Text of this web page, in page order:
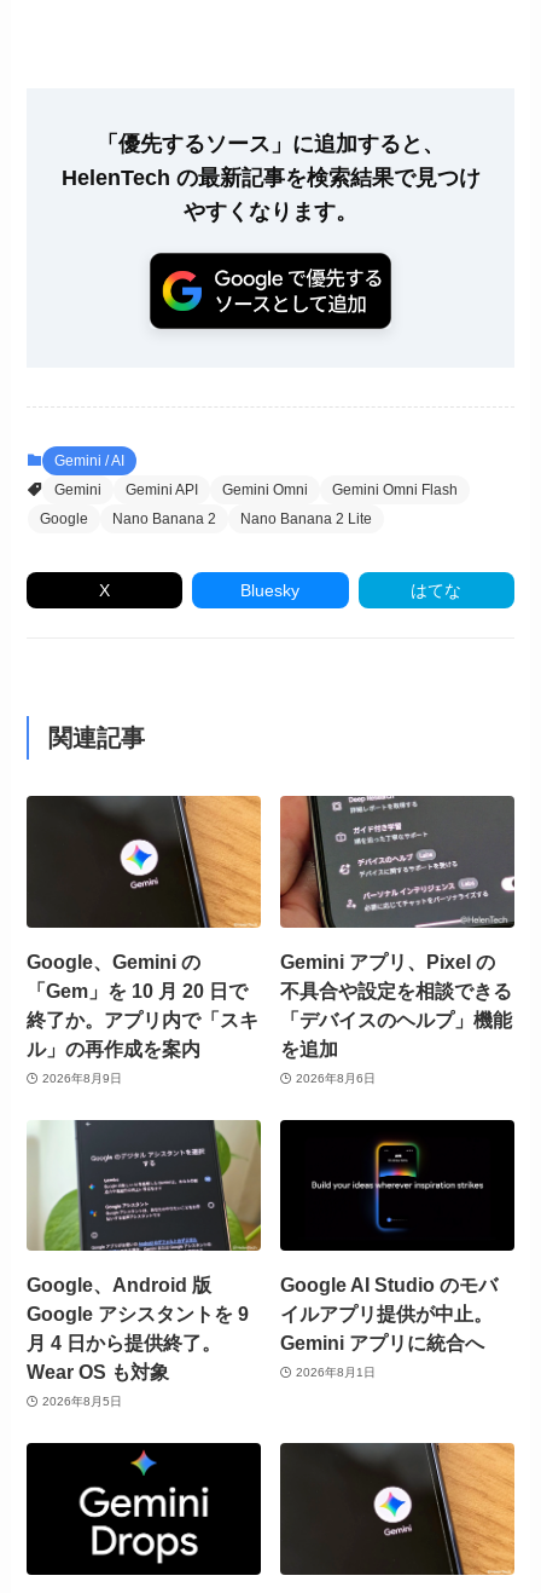
「優先するソース」に追加すると、
HelenTech の最新記事を検索結果で見つけ
やすくなります。
Gemini / AI
Gemini
Gemini API Gemini Omni
Gemini Omni Flash
Google
Nano Banana 2 Nano Banana 2 Lite
X Bluesky はてな
関連記事
Google、Gemini の
「Gem」を 10 月 20 日で
終了か。アプリ内で「スキ
ル」の再作成を案内
2026年8月9日
Gemini アプリ、Pixel の
不具合や設定を相談できる
「デバイスのヘルプ」機能
を追加
2026年8月6日
Google、Android 版
Google アシスタントを 9
月 4 日から提供終了。
Wear OS も対象
2026年8月5日
Google AI Studio のモバ
イルアプリ提供が中止。
Gemini アプリに統合へ
2026年8月1日